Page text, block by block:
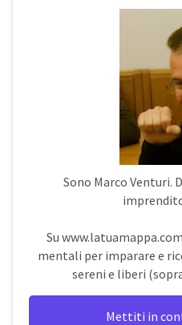
Sono Marco Venturi.
Su www.latuamappa.com
mentali per imparare e
sereni e liberi
Mettiti in